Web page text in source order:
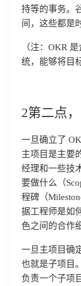
持等的事务。
间，这些都是
（注：OKR
统，能够将目
2第二点
一旦确立了
主项目是主要
经理和一些技
要做什么（
程碑（
据工程师是如
色之间的合作
一旦主项目确
也就是子项目
负责一个子项